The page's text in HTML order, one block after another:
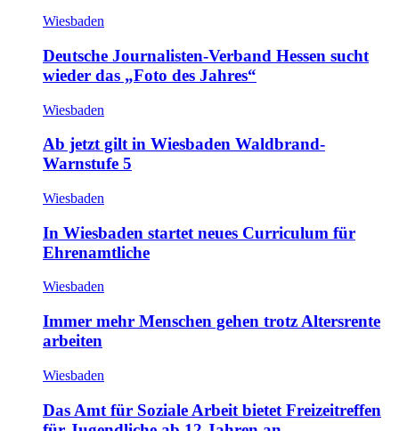
Wiesbaden
Deutsche Journalisten-Verband Hessen sucht
wieder das „Foto des Jahres“
Wiesbaden
Ab jetzt gilt in Wiesbaden Waldbrand-
Warnstufe 5
Wiesbaden
In Wiesbaden startet neues Curriculum für
Ehrenamtliche
Wiesbaden
Immer mehr Menschen gehen trotz Altersrente
arbeiten
Wiesbaden
Das Amt für Soziale Arbeit bietet Freizeitreffen